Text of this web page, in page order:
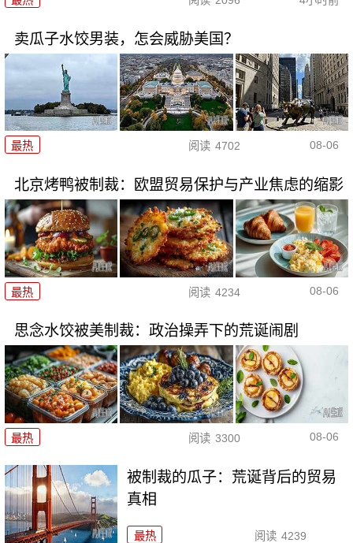
卖瓜子水饺男装，怎会威胁美国？
最热 阅读 4702 08-06
北京烤鸭被制裁：欧盟贸易保护与产业焦虑的缩影
最热 阅读 4234 08-06
思念水饺被美制裁：政治操弄下的荒诞闹剧
最热 阅读 3300 08-06
被制裁的瓜子：荒诞背后的贸易
真相
最热 阅读 4239